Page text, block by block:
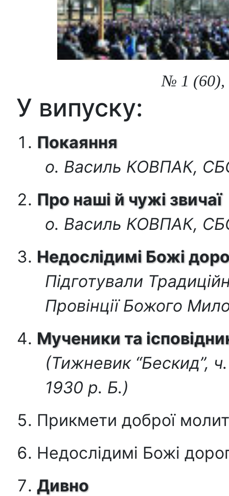
№ 1 (60),
У випуску:
Покаяння
о. Василь КОВПАК,
Про наші й чужі звичаї
о. Василь КОВПАК,
Недослідимі Божі
Підготували
Провінції Божого
Мученики та
(Тижневик “Бескид”,
1930 р. Б.)
Прикмети доброї
Недослідимі Божі
Дивно